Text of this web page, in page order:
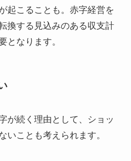
起こることも。赤字経営を
換する見込みのある収支計
となります。
が続く理由として、ショッ
いことも考えられます。